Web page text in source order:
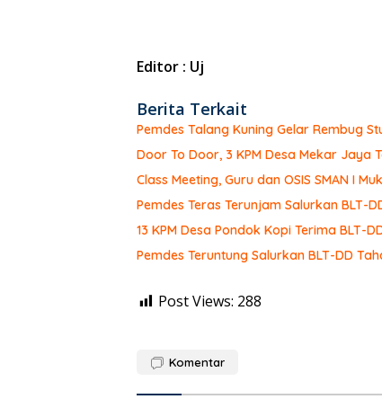
Editor : Uj
Berita Terkait
Pemdes Talang Kuning Gelar Rembug
Door To Door, 3 KPM Desa Mekar Jaya
Class Meeting, Guru dan OSIS SMAN I
Pemdes Teras Terunjam Salurkan BLT-
13 KPM Desa Pondok Kopi Terima BLT-
Pemdes Teruntung Salurkan BLT-DD
Post Views: 288
Komentar